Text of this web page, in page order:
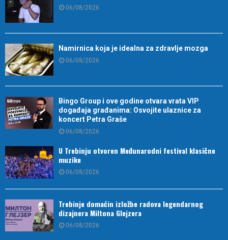
06/08/2026
Namirnica koja je idealna za zdravlje mozga
06/08/2026
Bingo Group i ove godine otvara vrata VIP
događaja građanima: Osvojite ulaznice za
koncert Petra Graše
06/08/2026
U Trebinju otvoren Međunarodni festival klasične
muzike
06/08/2026
Trebinje domaćin izložbe radova legendarnog
dizajnera Miltona Glejzera
06/08/2026